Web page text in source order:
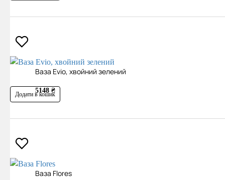
Ваза Evio, хвойний зелений
5148 ₴
Додати в кошик
Ваза Flores